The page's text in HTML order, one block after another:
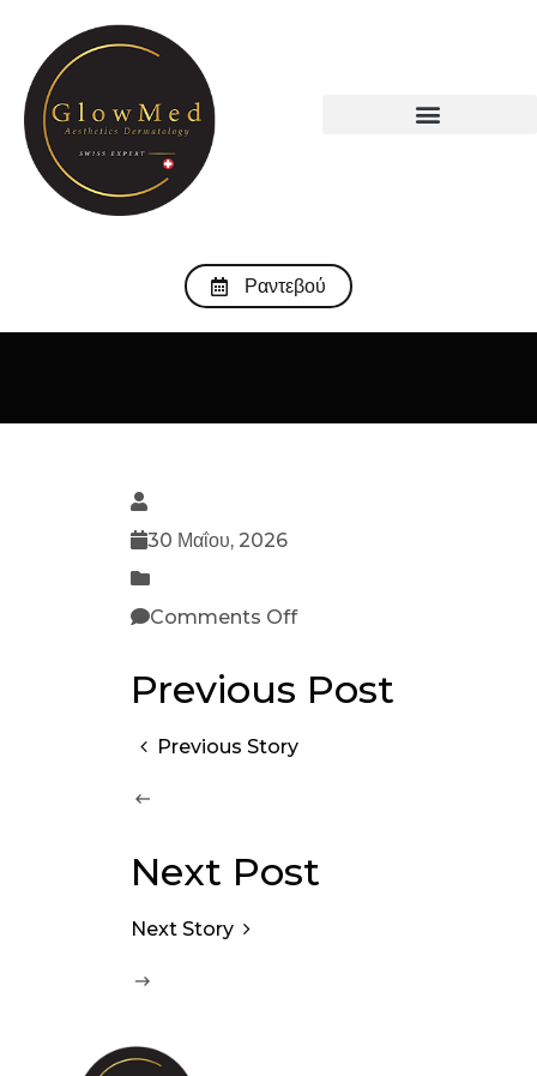
Ραντεβού
30 Μαΐου, 2026
Comments Off
Previous Post
Previous Story
Next Post
Next Story